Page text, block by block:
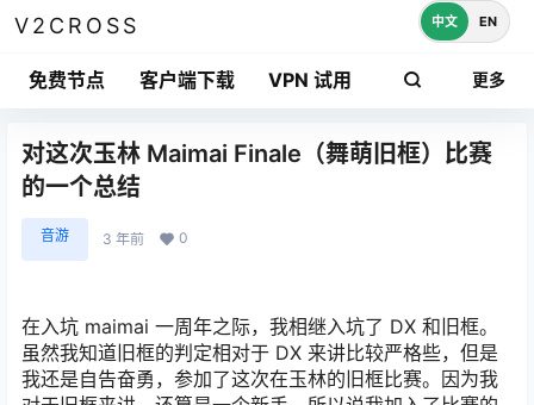
V2CROSS
免费节点 客户端下载 VPN 试用 更多
中文 EN
对这次玉林 Maimai Finale（舞萌旧框）比赛
的一个总结
音游 3 年前 0
在入坑 maimai 一周年之际，我相继入坑了 DX 和旧框。
虽然我知道旧框的判定相对于 DX 来讲比较严格些，但是
我还是自告奋勇，参加了这次在玉林的旧框比赛。因为我